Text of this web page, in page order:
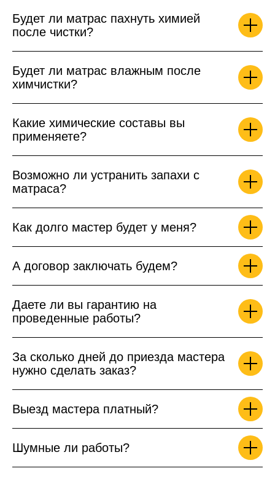
Будет ли матрас пахнуть химией
после чистки?
Будет ли матрас влажным после
химчистки?
Какие химические составы вы
применяете?
Возможно ли устранить запахи с
матраса?
Как долго мастер будет у меня?
А договор заключать будем?
Даете ли вы гарантию на
проведенные работы?
За сколько дней до приезда мастера
нужно сделать заказ?
Выезд мастера платный?
Шумные ли работы?